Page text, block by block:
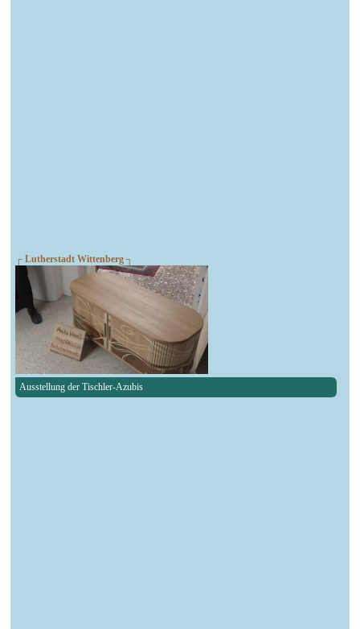
┌ Lutherstadt Wittenberg ┐
Ausstellung der Tischler-Azubis